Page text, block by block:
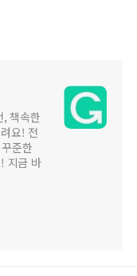
책속한
요! 전
준한
지금 바